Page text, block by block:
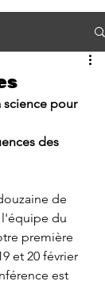
science pour
des
de
l'équipe du
première
et 20 février
est